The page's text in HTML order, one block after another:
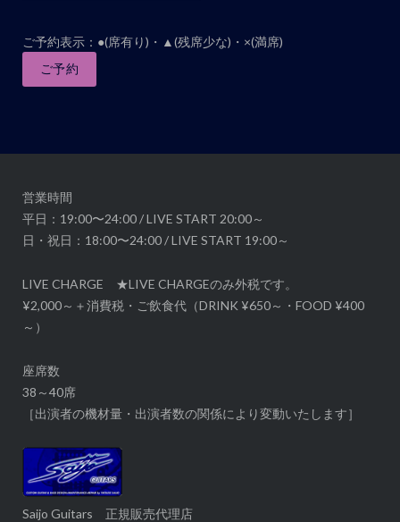
ナ
ビ
ゲ
ョ
ご予約表示：●(席有り)・▲(残席少な)・×(満席)
ご予約
営業時間
平日：19:00〜24:00 / LIVE START 20:00～
日・祝日：18:00〜24:00 / LIVE START 19:00～
LIVE CHARGE ★LIVE CHARGEのみ外税です。
¥2,000～＋消費税・ご飲食代（DRINK ¥650～・FOOD ¥400
～）
座席数
38～40席
［出演者の機材量・出演者数の関係により変動いたします］
Saijo Guitars 正規販売代理店